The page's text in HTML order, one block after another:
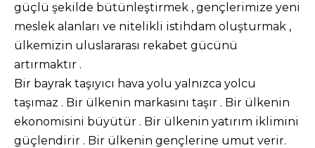
güçlü şekilde bütünleştirmek , gençlerimize yeni
meslek alanları ve nitelikli istihdam oluşturmak ,
ülkemizin uluslararası rekabet gücünü
artırmaktır .
Bir bayrak taşıyıcı hava yolu yalnızca yolcu
taşımaz . Bir ülkenin markasını taşır . Bir ülkenin
ekonomisini büyütür . Bir ülkenin yatırım iklimini
güçlendirir . Bir ülkenin gençlerine umut verir.